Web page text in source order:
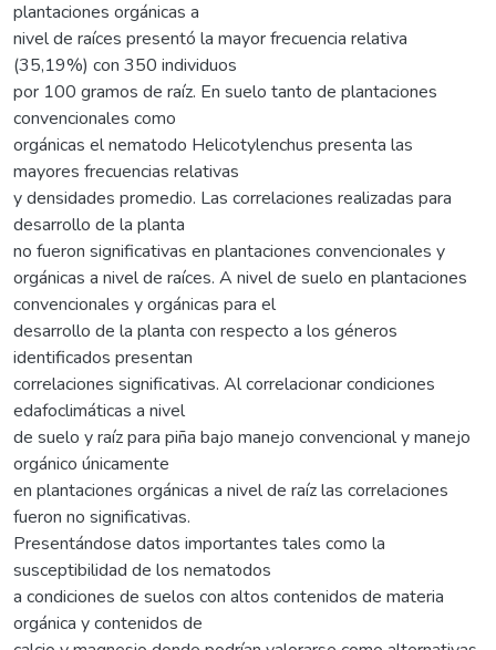
plantaciones orgánicas a
nivel de raíces presentó la mayor frecuencia relativa
(35,19%) con 350 individuos
por 100 gramos de raíz. En suelo tanto de plantaciones
convencionales como
orgánicas el nematodo Helicotylenchus presenta las
mayores frecuencias relativas
y densidades promedio. Las correlaciones realizadas para
desarrollo de la planta
no fueron significativas en plantaciones convencionales y
orgánicas a nivel de raíces. A nivel de suelo en plantaciones
convencionales y orgánicas para el
desarrollo de la planta con respecto a los géneros
identificados presentan
correlaciones significativas. Al correlacionar condiciones
edafoclimáticas a nivel
de suelo y raíz para piña bajo manejo convencional y manejo
orgánico únicamente
en plantaciones orgánicas a nivel de raíz las correlaciones
fueron no significativas.
Presentándose datos importantes tales como la
susceptibilidad de los nematodos
a condiciones de suelos con altos contenidos de materia
orgánica y contenidos de